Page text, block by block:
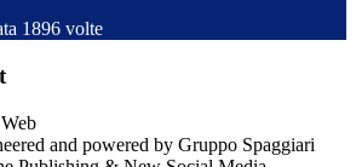
1896 volte
and powered by Gruppo Spaggiari